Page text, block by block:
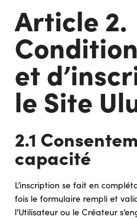
Article 2.
et
le Site
2.1
capacité
L’inscription se fait en
fois le formulaire rempli et
l’Utilisateur ou le Créateur